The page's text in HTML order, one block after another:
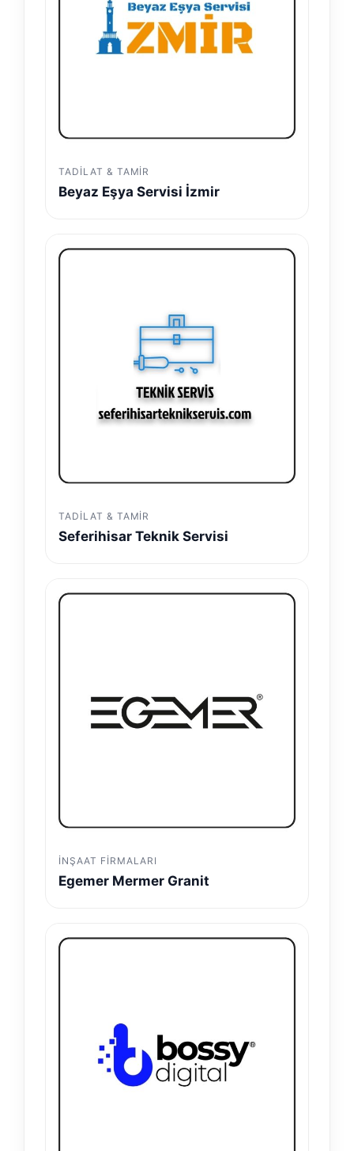
TADILAT & TAMIR
Beyaz Eşya Servisi İzmir
TADILAT & TAMIR
Seferihisar Teknik Servisi
İNŞAAT FIRMALARI
Egemer Mermer Granit